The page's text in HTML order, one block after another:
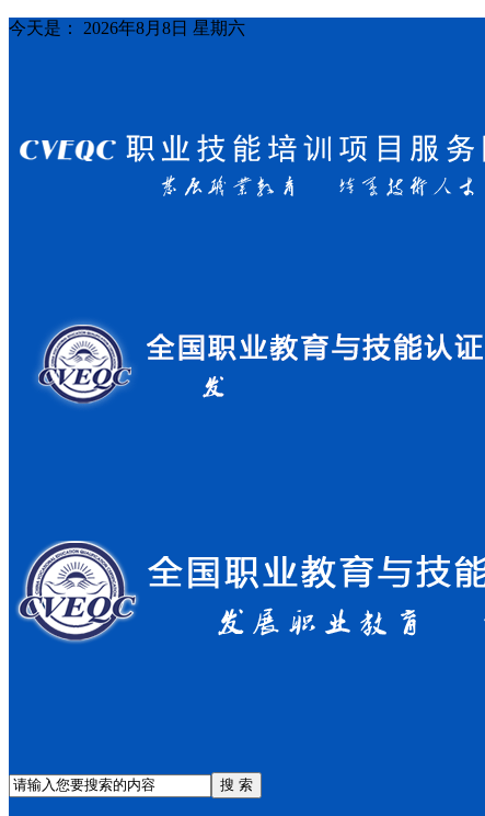
今天是： 2026年8月8日 星期六
搜 索